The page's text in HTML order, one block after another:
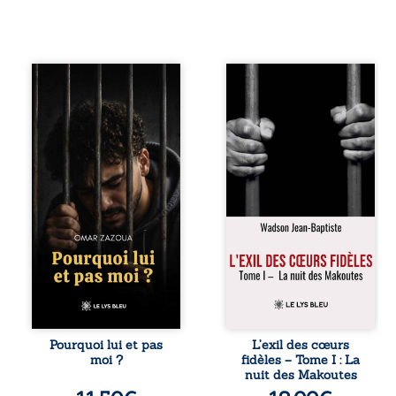
Pourquoi lui et pas
moi ? raconte le
parcours de
l’auteur marqué
par les mauvais
choix, la chute et
l’épreuve de
l’enfermement.
Mais il dévoile
également les
espoirs qui lui ont
permis de ne pas
renoncer. Au-delà
d’une histoire
témoignage
la responsabilité,
la résilience et la
possibilité de se
Pourquoi lui et pas
moi ?
« Une nuit suffit
parfois pour briser
une famille… mais
certaines fidélités
traversent les
années. » Haïti,
sous la dictature
des Duvalier. La
peur s’étend
jusque dans les
villages les plus
reculés. À Bainet,
Jean-Joël Joli
mène une
avec sa famille.
respecté, il refuse
pourtant de
fermer les yeux
sur l’injustice.
L’exil des cœurs
fidèles – Tome I : La
nuit des Makoutes